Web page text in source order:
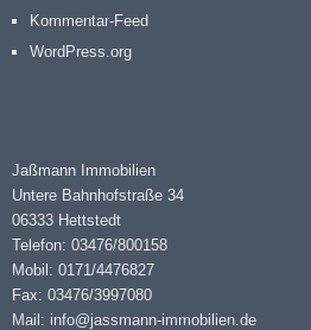
Kommentar-Feed
WordPress.org
Jaßmann Immobilien
Untere Bahnhofstraße 34
06333 Hettstedt
Telefon: 03476/800158
Mobil: 0171/4476827
Fax: 03476/3997080
Mail: info@jassmann-immobilien.de